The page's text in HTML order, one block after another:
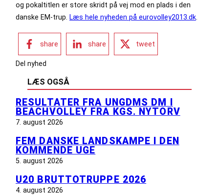
og pokaltitlen er store skridt på vej mod en plads i den
danske EM-trup.
Læs hele nyheden på eurovolley2013.dk
share share tweet
Del nyhed
LÆS OGSÅ
RESULTATER FRA UNGDMS DM I
BEACHVOLLEY FRA KGS. NYTORV
7. august 2026
FEM DANSKE LANDSKAMPE I DEN
KOMMENDE UGE
5. august 2026
U20 BRUTTOTRUPPE 2026
4. august 2026